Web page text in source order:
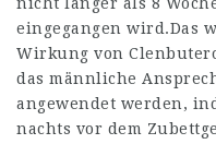
eingegangen wird.Das
Wirkung von
das männliche
angewendet werden,
nachts vor dem